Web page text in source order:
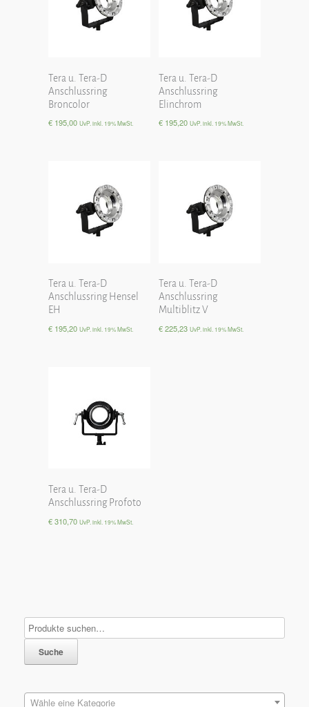
Tera u. Tera-D
Anschlussring
Broncolor
€ 195,00 UvP. inkl. 19% MwSt.
Tera u. Tera-D
Anschlussring
Elinchrom
€ 195,20 UvP. inkl. 19% MwSt.
Tera u. Tera-D
Anschlussring Hensel
EH
€ 195,20 UvP. inkl. 19% MwSt.
Tera u. Tera-D
Anschlussring
Multiblitz V
€225,23 UvP. inkl. 19% MwSt.
Tera u. Tera-D
Anschlussring Profoto
€310,70 UvP. inkl. 19% MwSt.
Suche
Wähle eine Kategorie